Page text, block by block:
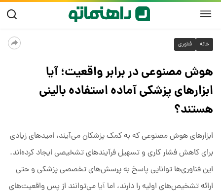
خانه فناوری
هوش مصنوعی در برابر واقعیت؛ آیا
ابزارهای پزشکی آماده استفاده بالینی
هستند؟
ابزارهای هوش مصنوعی که به کمک پزشکان می‌آیند، امیدهای زیادی
برای کاهش فشار کاری و تسهیل فرآیندهای تشخیصی ایجاد کرده‌اند.
این فناوری‌ها توانایی پاسخ به پرسش‌های تخصصی پزشکی و حتی
ارائه تشخیص‌های اولیه را دارند، اما آیا می‌توانند از پس واقعیت‌های